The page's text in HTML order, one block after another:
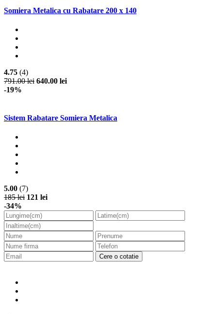
Somiera Metalica cu Rabatare 200 x 140
4.75 (4)
791.00 lei 640.00 lei
-19%
Sistem Rabatare Somiera Metalica
5.00 (7)
185 lei 121 lei
-34%
Cere o cotatie